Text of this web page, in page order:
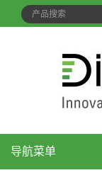
导航菜单